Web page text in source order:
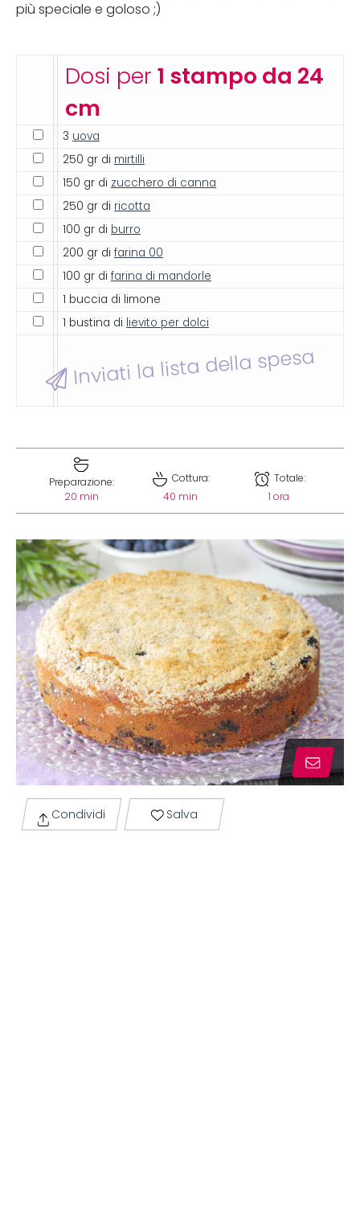
più speciale e goloso ;)
Dosi per 1 stampo da 24
cm
3 uova
250 gr di mirtilli
150 gr di zucchero di canna
250 gr di ricotta
100 gr di burro
200 gr di farina 00
100 gr di farina di mandorle
1 buccia di limone
1 bustina di lievito per dolci
Inviati la lista della spesa
Preparazione:
20 min
Cottura:
40 min
Totale:
1 ora
Condividi Salva